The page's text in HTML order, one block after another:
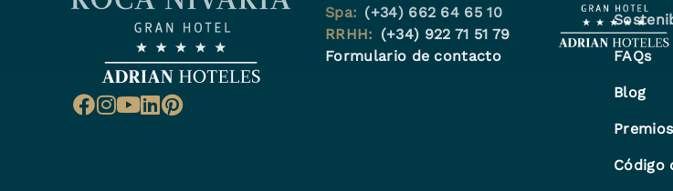
Spa: (+34) 662 64 65 10
RRHH: (+34) 922 71 51 79
Formulario de contacto
FAQs
Blog
Premios
Código